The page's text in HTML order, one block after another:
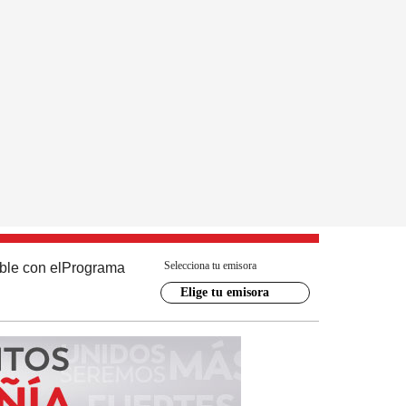
con el Programa Selecciona tu emisora
Elige tu emisora